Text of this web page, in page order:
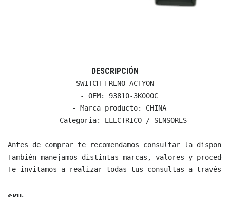
DESCRIPCIÓN
SWITCH FRENO ACTYON
  - OEM: 93810-3K000C
  - Marca producto: CHINA
  - Categoría: ELECTRICO / SENSORES
Antes de comprar te recomendamos consultar la
También manejamos distintas marcas, valores y
Te invitamos a realizar todas tus consultas a través